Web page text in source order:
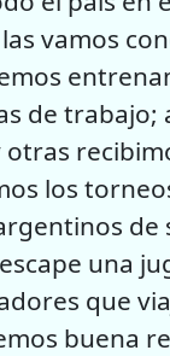
vamos
de trabajo;
otras
los
de
una
que
buena